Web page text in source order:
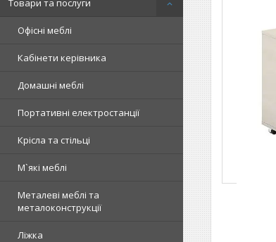
Товари та послуги
Офісні меблі
Кабінети керівника
Домашні меблі
Портативні електростанції
Крісла та стільці
М`які меблі
Металеві меблі та
металоконструкції
Ліжка